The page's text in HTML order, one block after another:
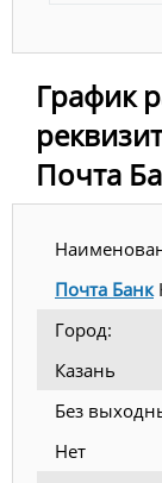
График
Почта
Почта Банк
Город:
Казань
Без
Нет